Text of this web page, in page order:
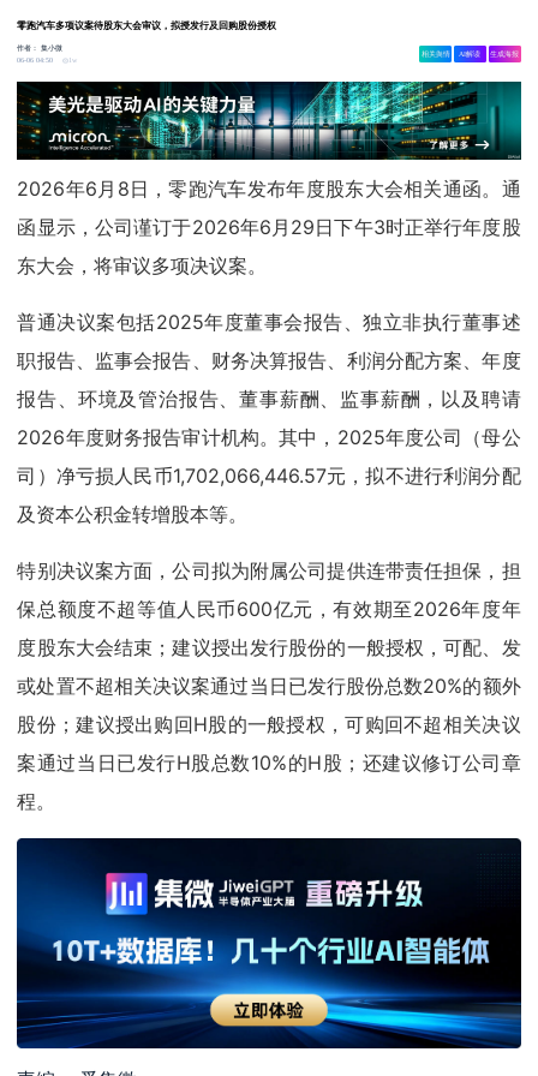
零跑汽车多项议案待股东大会审议，拟授发行及回购股份授权
作者：集小微
06-06 04:50
1w
相关舆情 AI解读 生成海报
2026年6月8日，零跑汽车发布年度股东大会相关通函。通
函显示，公司谨订于2026年6月29日下午3时正举行年度股
东大会，将审议多项决议案。
普通决议案包括2025年度董事会报告、独立非执行董事述
职报告、监事会报告、财务决算报告、利润分配方案、年度
报告、环境及管治报告、董事薪酬、监事薪酬，以及聘请
2026年度财务报告审计机构。其中，2025年度公司（母公
司）净亏损人民币1,702,066,446.57元，拟不进行利润分配
及资本公积金转增股本等。
特别决议案方面，公司拟为附属公司提供连带责任担保，担
保总额度不超等值人民币600亿元，有效期至2026年度年
度股东大会结束；建议授出发行股份的一般授权，可配、发
或处置不超相关决议案通过当日已发行股份总数20%的额外
股份；建议授出购回H股的一般授权，可购回不超相关决议
案通过当日已发行H股总数10%的H股；还建议修订公司章
程。